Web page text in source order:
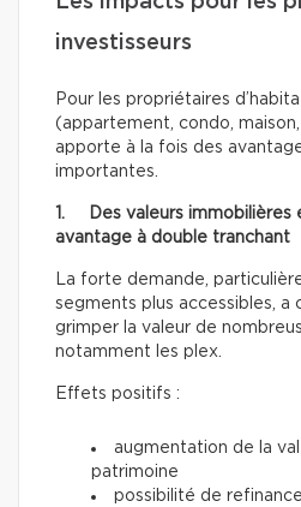
investisseurs
Pour les propriétaires
(appartement, condo,
apporte à la fois des
importantes.
1. Des valeurs immobilières
avantage à double tranchant
La forte demande,
segments plus accessibles, a
grimper la valeur de
notamment les plex.
Effets positifs :
augmentation de la
patrimoine
possibilité de